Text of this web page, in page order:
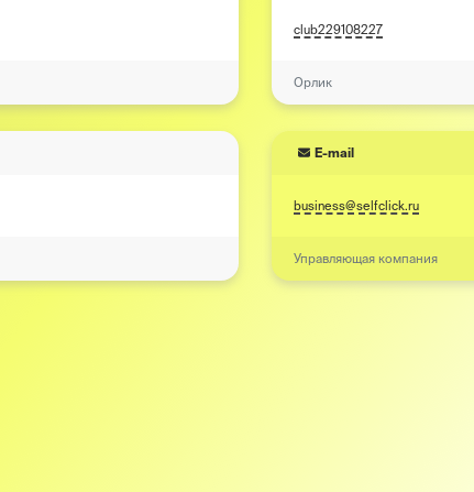
club229108227
Орлик
E-mail
business@selfclick.ru
Управляющая компания